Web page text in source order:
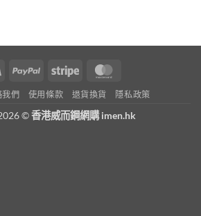
Visa PayPal Stripe
們 使用條款 退貨換貨 隱私政策
©香港威而鋼網購 imen.hk